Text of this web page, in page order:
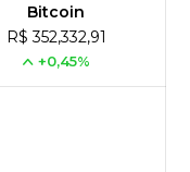
Bitcoin
R$ 352,332,91
+0,45%